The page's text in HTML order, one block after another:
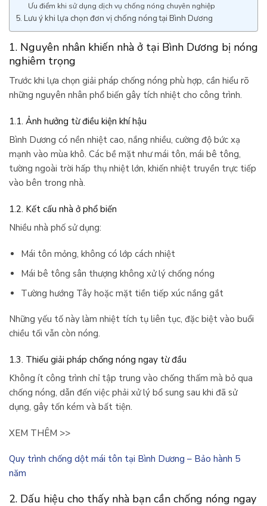
Ưu điểm khi sử dụng dịch vụ chống nóng chuyên nghiệp
5. Lưu ý khi lựa chọn đơn vị chống nóng tại Bình Dương
1. Nguyên nhân khiến nhà ở tại Bình Dương bị nóng
nghiêm trọng
Trước khi lựa chọn giải pháp chống nóng phù hợp, cần hiểu rõ
những nguyên nhân phổ biến gây tích nhiệt cho công trình.
1.1. Ảnh hưởng từ điều kiện khí hậu
Bình Dương có nền nhiệt cao, nắng nhiều, cường độ bức xạ
mạnh vào mùa khô. Các bề mặt như mái tôn, mái bê tông,
tường ngoài trời hấp thụ nhiệt lớn, khiến nhiệt truyền trực tiếp
vào bên trong nhà.
1.2. Kết cấu nhà ở phổ biến
Nhiều nhà phố sử dụng:
Mái tôn mỏng, không có lớp cách nhiệt
Mái bê tông sân thượng không xử lý chống nóng
Tường hướng Tây hoặc mặt tiền tiếp xúc nắng gắt
Những yếu tố này làm nhiệt tích tụ liên tục, đặc biệt vào buổi
chiều tối vẫn còn nóng.
1.3. Thiếu giải pháp chống nóng ngay từ đầu
Không ít công trình chỉ tập trung vào chống thấm mà bỏ qua
chống nóng, dẫn đến việc phải xử lý bổ sung sau khi đã sử
dụng, gây tốn kém và bất tiện.
XEM THÊM >>
Quy trình chống dột mái tôn tại Bình Dương – Bảo hành 5
năm
2. Dấu hiệu cho thấy nhà bạn cần chống nóng ngay